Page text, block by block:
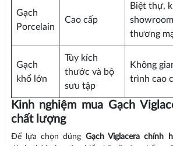
Gạch
Porcelain
Cao cấp
Biệt thự,
thương
Gạch
khổ lớn
Tùy kích
thước và bộ
sưu tập
Không
trình cao
Kinh nghiệm mua Gạch
chất lượng
Để lựa chọn đúng Gạch Viglacera chính